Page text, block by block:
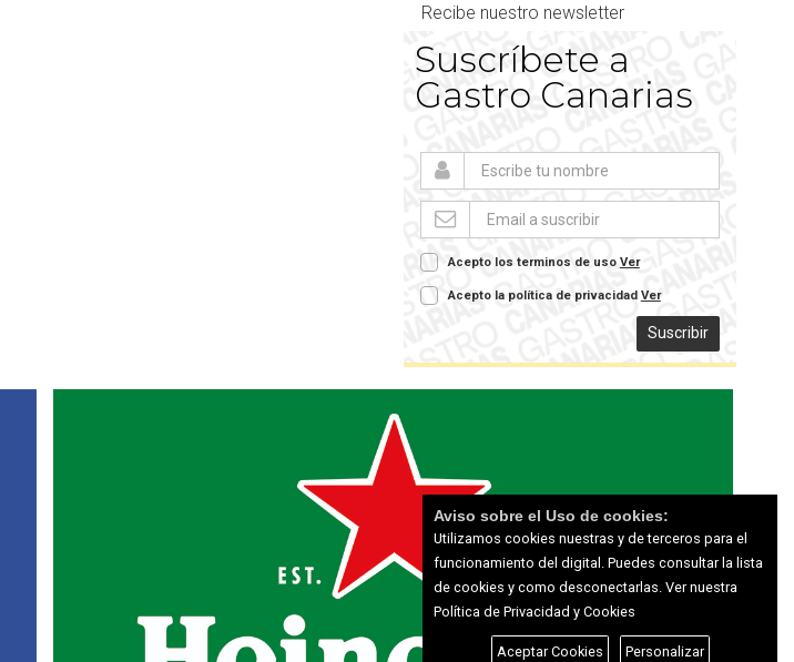
Recibe nuestro newsletter
Suscríbete a
Gastro Canarias
Acepto los terminos de uso Ver
Acepto la política de privacidad Ver
Suscribir
Aviso sobre el Uso de cookies:
Utilizamos cookies nuestras y de terceros para el
funcionamiento del digital. Puedes consultar la lista
de cookies y como desconectarlas. Ver nuestra
Política de Privacidad y Cookies
Aceptar Cookies Personalizar